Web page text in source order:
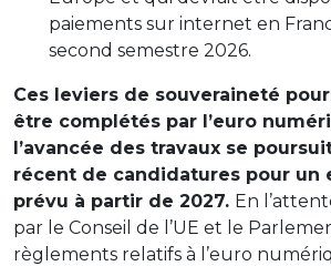
paiements sur internet en
second semestre 2026.
Ces leviers de souveraineté
être complétés par l’euro
l’avancée des travaux se
récent de candidatures pour un
prévu à partir de 2027. En
par le Conseil de l’UE et le
règlements relatifs à l’euro